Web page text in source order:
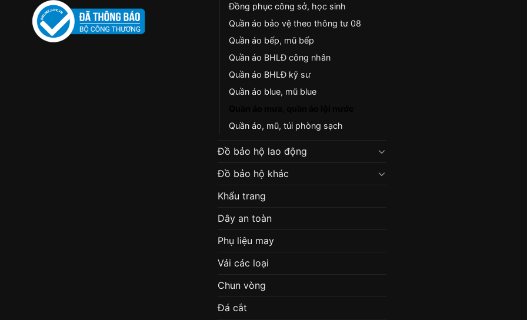
Đồng phục công sở, học sinh
Quần áo bảo vệ theo thông tư 08
Quần áo bếp, mũ bếp
Quần áo BHLĐ công nhân
Quần áo BHLĐ kỹ sư
Quần áo blue, mũ blue
Quần áo, mũ, túi phòng sạch
Đồ bảo hộ lao động
Đồ bảo hộ khác
Khẩu trang
Dây an toàn
Phụ liệu may
Vải các loại
Chun vòng
Đá cắt